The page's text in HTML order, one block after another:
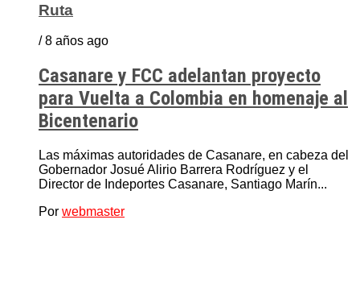
Ruta
/ 8 años ago
Casanare y FCC adelantan proyecto
para Vuelta a Colombia en homenaje al
Bicentenario
Las máximas autoridades de Casanare, en cabeza del
Gobernador Josué Alirio Barrera Rodríguez y el
Director de Indeportes Casanare, Santiago Marín...
Por webmaster